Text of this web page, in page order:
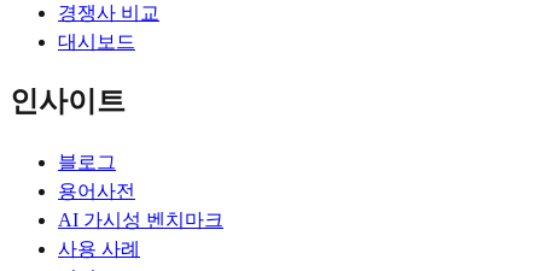
경쟁사 비교
대시보드
인사이트
블로그
용어사전
AI 가시성 벤치마크
사용 사례